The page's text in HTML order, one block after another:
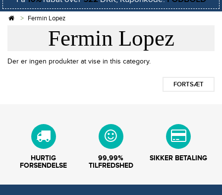
Fermin Lopez
Fermin Lopez
Der er ingen produkter at vise in this category.
FORTSÆT
HURTIG
FORSENDELSE
99,99%
TILFREDSHED
SIKKER BETALING